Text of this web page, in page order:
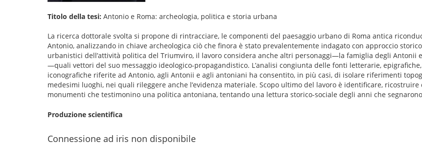
Titolo della tesi: Antonio e Roma: archeologia, politica e storia urbana
La ricerca dottorale svolta si propone di rintracciare, le componenti del paesaggio urbano di Roma antica
Antonio, analizzando in chiave archeologica ciò che finora è stato prevalentemente indagato con approccio
urbanistici dell’attività politica del Triumviro, il lavoro considera anche altri personaggi—la famiglia degli Antonii
—quali vettori del suo messaggio ideologico-propagandistico. L’analisi congiunta delle fonti letterarie,
iconografiche riferite ad Antonio, agli Antonii e agli antoniani ha consentito, in più casi, di isolare riferimenti
medesimi luoghi, nei quali rileggere anche l’evidenza materiale. Scopo ultimo del lavoro è identificare,
monumenti che testimonino una politica antoniana, tentando una lettura storico-sociale degli anni che
Produzione scientifica
Connessione ad iris non disponibile